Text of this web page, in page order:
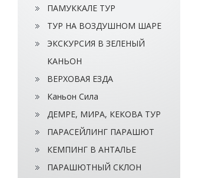
ПАМУККАЛЕ ТУР
ТУР НА ВОЗДУШНОМ ШАРЕ
ЭКСКУРСИЯ В ЗЕЛЕНЫЙ
КАНЬОН
ВЕРХОВАЯ ЕЗДА
Каньон Сила
ДЕМРЕ, МИРА, КЕКОВА ТУР
ПАРАСЕЙЛИНГ ПАРАШЮТ
КЕМПИНГ В АНТАЛЬЕ
ПАРАШЮТНЫЙ СКЛОН